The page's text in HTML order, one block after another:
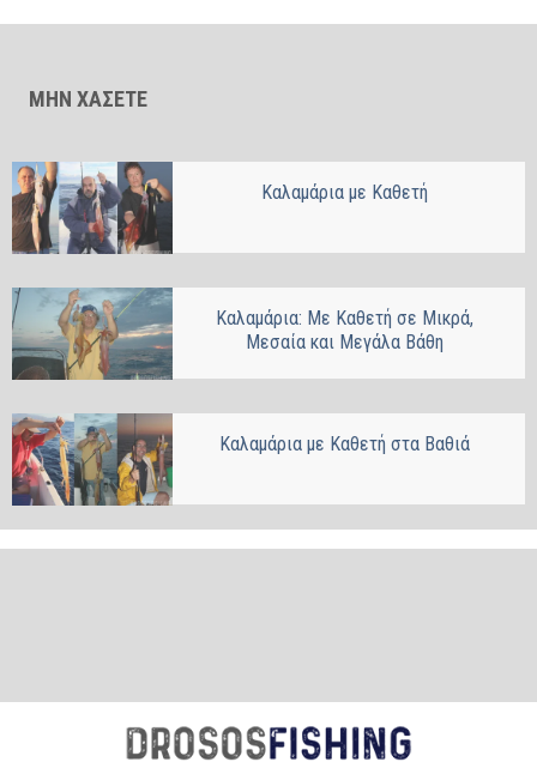
ΜΗΝ ΧΑΣΕΤΕ
Καλαμάρια με Kαθετή
Καλαμάρια: Με Καθετή σε Μικρά,
Μεσαία και Μεγάλα Βάθη
Καλαμάρια με Καθετή στα Βαθιά